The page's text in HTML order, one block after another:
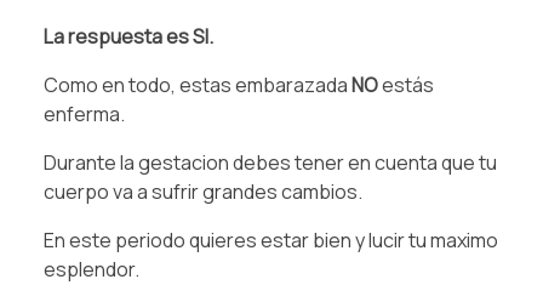
La respuesta es SI.
Como en todo, estas embarazadaNOestás
enferma.
Durante la gestacion debes tener en cuenta que tu
cuerpo va a sufrir grandes cambios. ⁠
⁠En este periodo quieres estar bien y lucir tu maximo
esplendor⁠.